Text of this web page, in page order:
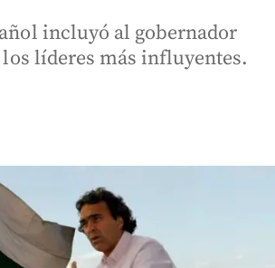
incluyó al gobernador
líderes más influyentes.